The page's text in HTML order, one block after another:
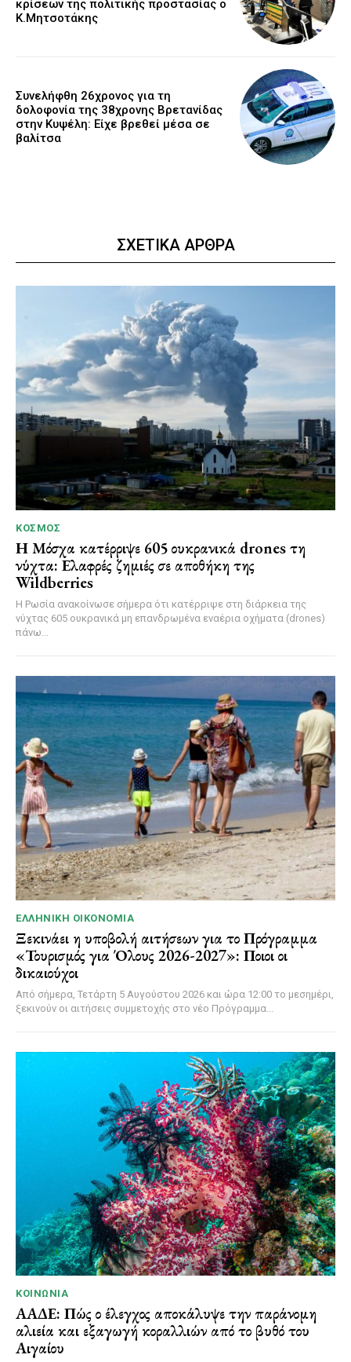
κρίσεων της πολιτικής προστασίας ο
Κ.Μητσοτάκης
Συνελήφθη 26χρονος για τη
δολοφονία της 38χρονης Βρετανίδας
στην Κυψέλη: Είχε βρεθεί μέσα σε
βαλίτσα
ΣΧΕΤΙΚΑ ΑΡΘΡΑ
ΚΌΣΜΟΣ
Η Μόσχα κατέρριψε 605 ουκρανικά drones τη
νύχτα: Ελαφρές ζημιές σε αποθήκη της
Wildberries
Η Ρωσία ανακοίνωσε σήμερα ότι κατέρριψε στη διάρκεια της
νύχτας 605 ουκρανικά μη επανδρωμένα εναέρια οχήματα (drones)
πάνω...
ΕΛΛΗΝΙΚΉ ΟΙΚΟΝΟΜΊΑ
Ξεκινάει η υποβολή αιτήσεων για το Πρόγραμμα
«Τουρισμός για Όλους 2026-2027»: Ποιοι οι
δικαιούχοι
Από σήμερα, Τετάρτη 5 Αυγούστου 2026 και ώρα 12:00 το μεσημέρι,
ξεκινούν οι αιτήσεις συμμετοχής στο νέο Πρόγραμμα...
ΚΟΙΝΩΝΊΑ
ΑΑΔΕ: Πώς ο έλεγχος αποκάλυψε την παράνομη
αλιεία και εξαγωγή κοραλλιών από το βυθό του
Αιγαίου